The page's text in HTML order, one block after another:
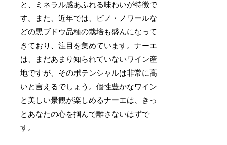
と、ミネラル感あふれる味わいが特徴で
す。また、近年では、ピノ・ノワールな
どの黒ブドウ品種の栽培も盛んになって
きており、注目を集めています。ナーエ
は、まだあまり知られていないワイン産
地ですが、そのポテンシャルは非常に高
いと言えるでしょう。個性豊かなワイン
と美しい景観が楽しめるナーエは、きっ
とあなたの心を掴んで離さないはずで
す。